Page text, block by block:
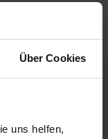
Über Cookies
uns helfen,